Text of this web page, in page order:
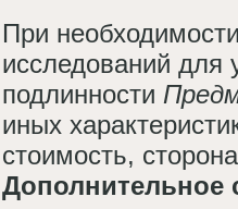
При
исследований для
подлинности
иных
стоимость,
Дополнительное